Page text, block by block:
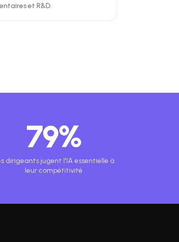
et R&D.
79%
dirigeants jugent l'IA essentielle à
leur compétitivité